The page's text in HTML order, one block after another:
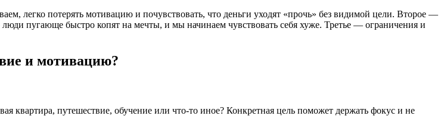
легко потерять мотивацию и почувствовать, что деньги уходят «прочь» без видимой цели. Второе —
пугающе быстро копят на мечты, и мы начинаем чувствовать себя хуже. Третье — ограничения и
и мотивацию?
квартира, путешествие, обучение или что-то иное? Конкретная цель поможет держать фокус и не